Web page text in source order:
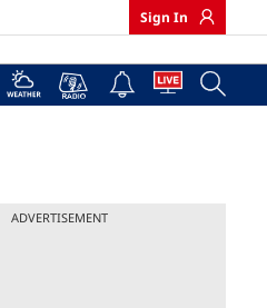
Sign In
ADVERTISEMENT